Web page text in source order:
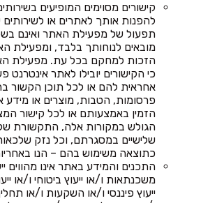
קישורים מסוימים המופיעים
להפנות אותך לאתרים או
תפעול של מפעילת האתר ואינם
מובאים לנוחותך בלבד, ומפעילת
הזכות למחקם בכל עת. מפעילת
כי הקישורים יובילו לאתר אינטרנט
אחראית להם או לכל תוכן הקשור
פרסומות, הטבות, מוצרים או מידע
הזמין באמצעותם או לכל קישור
הגולש במקורות אלה, התקשורת
שלישיים במסגרתם, וכל נזק
כתוצאה משימוש בהם – הנו
התכנים והמידע באתר אינו מהווים
משכנתאות ו/או ייעוץ ביטוחי ו/או
ייעוץ פיננסי ו/או השקעות ו/או